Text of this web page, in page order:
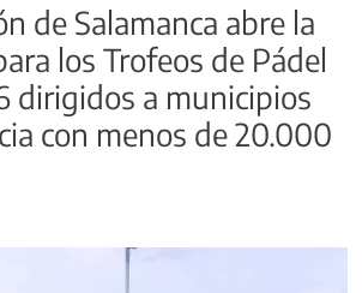
de Salamanca abre la
los Trofeos de Pádel
dirigidos a municipios
con menos de 20.000